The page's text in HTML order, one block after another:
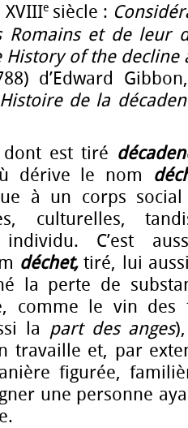
e siècle :
Romains et de leur
History of the decline
d’Edward
Histoire de la
dont est tiré
dérive le nom
à un corps
culturelles,
C’est
déchet,tiré, lui
la perte de
comme le vin des
la part des anges
travaille et, par
figurée,
une personne